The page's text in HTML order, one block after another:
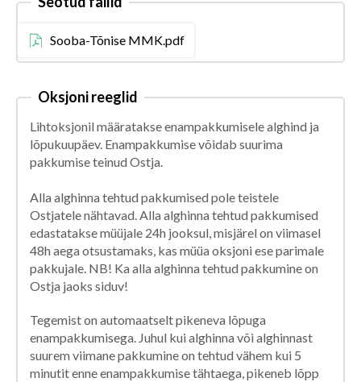
Sooba-Tõnise MMK.pdf
Oksjoni reeglid
Lihtoksjonil määratakse enampakkumisele alghind ja
lõpukuupäev. Enampakkumise võidab suurima
pakkumise teinud Ostja.
Alla alghinna tehtud pakkumised pole teistele
Ostjatele nähtavad. Alla alghinna tehtud pakkumised
edastatakse müüjale 24h jooksul, misjärel on viimasel
48h aega otsustamaks, kas müüa oksjoni ese parimale
pakkujale. NB! Ka alla alghinna tehtud pakkumine on
Ostja jaoks siduv!
Tegemist on automaatselt pikeneva lõpuga
enampakkumisega. Juhul kui alghinna või alghinnast
suurem viimane pakkumine on tehtud vähem kui 5
minutit enne enampakkumise tähtaega, pikeneb lõpp